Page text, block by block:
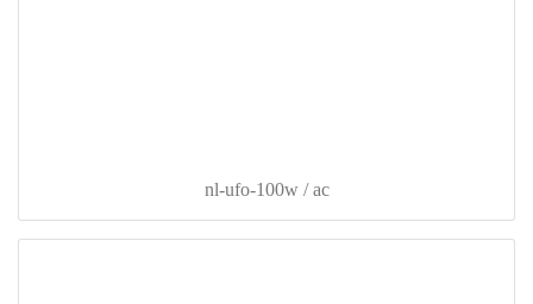
nl-ufo-100w / ac